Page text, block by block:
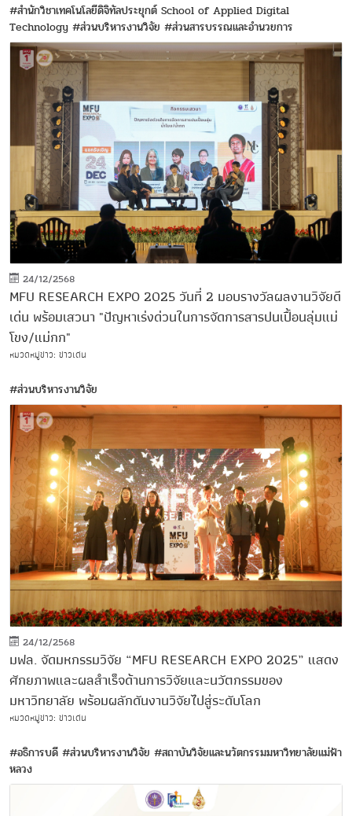
#สำนักวิชาเทคโนโลยีดิจิทัลประยุกต์ School of Applied Digital
Technology #ส่วนบริหารงานวิจัย #ส่วนสารบรรณและอำนวยการ
24/12/2568
MFU RESEARCH EXPO 2025 วันที่ 2 มอบรางวัลผลงานวิจัยดี
เด่น พร้อมเสวนา "ปัญหาเร่งด่วนในการจัดการสารปนเปื้อนลุ่มแม่
โขง/แม่กก"
หมวดหมู่ข่าว: ข่าวเด่น
#ส่วนบริหารงานวิจัย
24/12/2568
มฟล. จัดมหกรรมวิจัย “MFU RESEARCH EXPO 2025” แสดง
ศักยภาพและผลสำเร็จด้านการวิจัยและนวัตกรรมของ
มหาวิทยาลัย พร้อมผลักดันงานวิจัยไปสู่ระดับโลก
หมวดหมู่ข่าว: ข่าวเด่น
#อธิการบดี #ส่วนบริหารงานวิจัย #สถาบันวิจัยและนวัตกรรมมหาวิทยาลัยแม่ฟ้า
หลวง